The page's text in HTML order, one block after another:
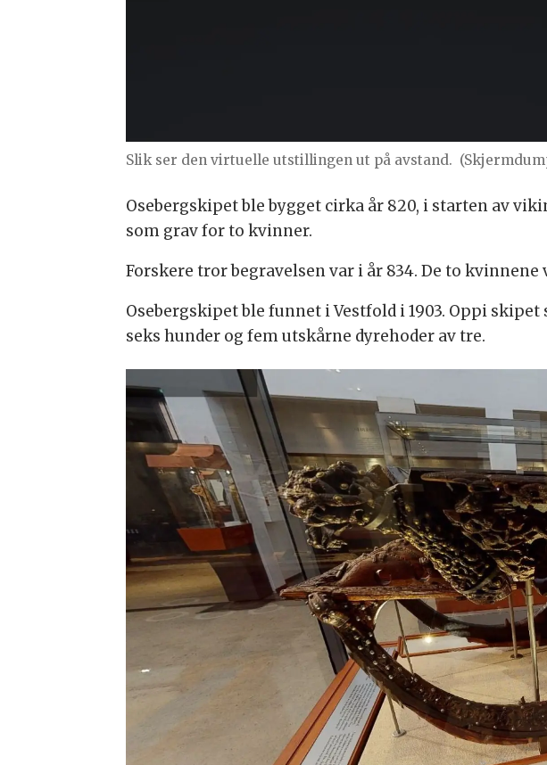
Slik ser den virtuelle utstillingen ut på avstand.
Osebergskipet ble bygget cirka år 820, i starten av
som grav for to kvinner.
Forskere tror begravelsen var i år 834. De to
Osebergskipet ble funnet i Vestfold i 1903. Oppi
seks hunder og fem utskårne dyrehoder av tre.